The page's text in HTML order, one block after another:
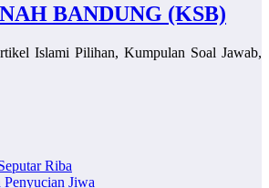
BANDUNG (KSB)
Islami Pilihan, Kumpulan Soal Jawab,
Riba
Jiwa